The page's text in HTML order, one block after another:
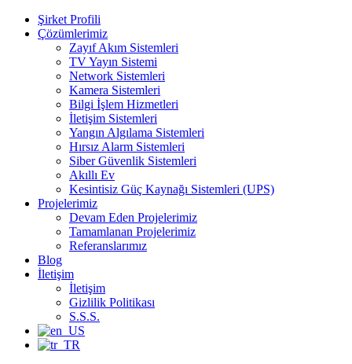
Şirket Profili
Çözümlerimiz
Zayıf Akım Sistemleri
TV Yayın Sistemi
Network Sistemleri
Kamera Sistemleri
Bilgi İşlem Hizmetleri
İletişim Sistemleri
Yangın Algılama Sistemleri
Hırsız Alarm Sistemleri
Siber Güvenlik Sistemleri
Akıllı Ev
Kesintisiz Güç Kaynağı Sistemleri (UPS)
Projelerimiz
Devam Eden Projelerimiz
Tamamlanan Projelerimiz
Referanslarımız
Blog
İletişim
İletişim
Gizlilik Politikası
S.S.S.